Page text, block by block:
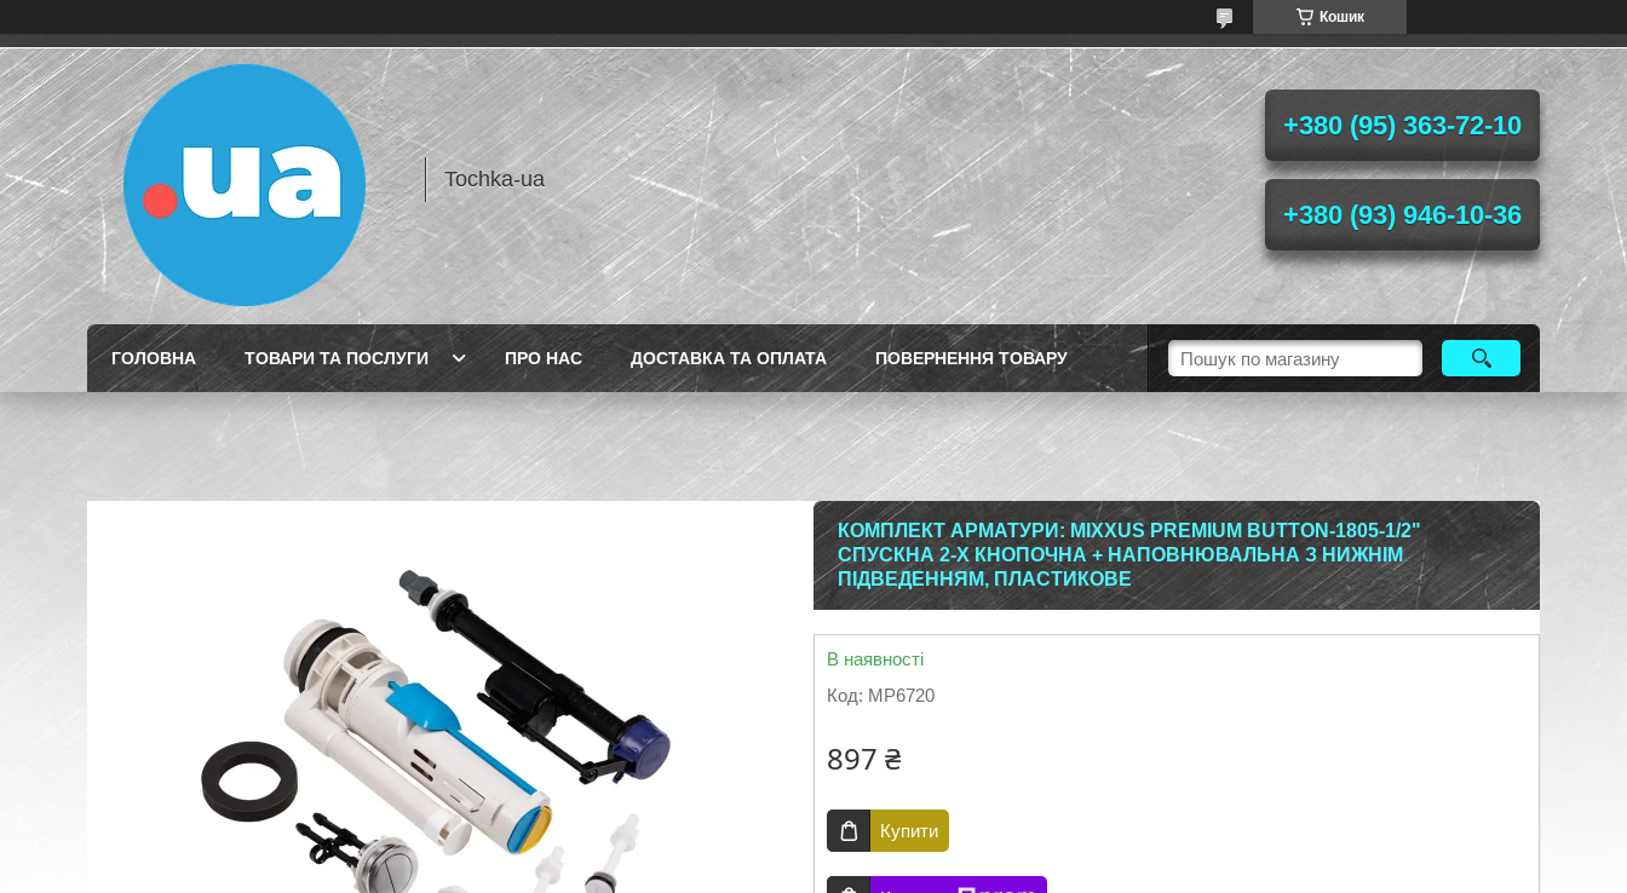
Кошик
Tochka-ua
+380 (95) 363-72-10
+380 (93) 946-10-36
ГОЛОВНА ТОВАРИ ТА ПОСЛУГИ ПРО НАС ДОСТАВКА ТА ОПЛАТА ПОВЕРНЕННЯ ТОВАРУ
КОМПЛЕКТ АРМАТУРИ: MIXXUS PREMIUM BUTTON-1805-1/2"
СПУСКНА 2-Х КНОПОЧНА + НАПОВНЮВАЛЬНА З НИЖНІМ
ПІДВЕДЕННЯМ, ПЛАСТИКОВЕ
В наявності
Код: MP6720
897 ₴
Купити